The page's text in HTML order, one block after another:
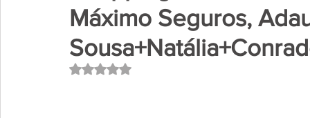
Máximo Seguros,
Avaliado com NaN de 5 estrelas.